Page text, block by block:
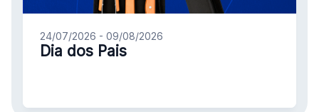
Comodidades Eventos
24/07/2026 - 09/08/2026
Dia dos Pais